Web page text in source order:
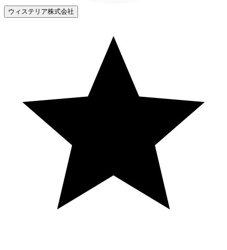
ウィステリア株式会社